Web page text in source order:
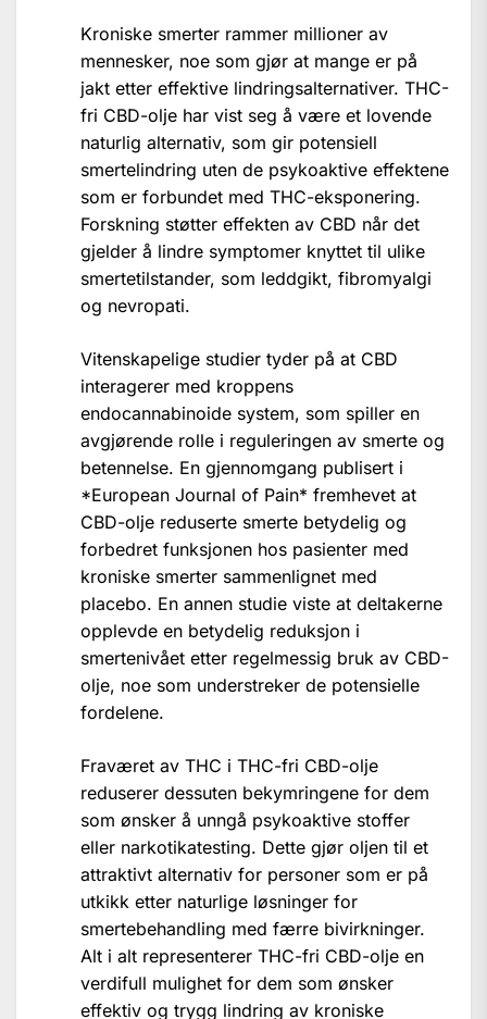
Kroniske smerter rammer millioner av
mennesker, noe som gjør at mange er på
jakt etter effektive lindringsalternativer. THC-
fri CBD-olje har vist seg å være et lovende
naturlig alternativ, som gir potensiell
smertelindring uten de psykoaktive effektene
som er forbundet med THC-eksponering.
Forskning støtter effekten av CBD når det
gjelder å lindre symptomer knyttet til ulike
smertetilstander, som leddgikt, fibromyalgi
og nevropati.
Vitenskapelige studier tyder på at CBD
interagerer med kroppens
endocannabinoide system, som spiller en
avgjørende rolle i reguleringen av smerte og
betennelse. En gjennomgang publisert i
*European Journal of Pain* fremhevet at
CBD-olje reduserte smerte betydelig og
forbedret funksjonen hos pasienter med
kroniske smerter sammenlignet med
placebo. En annen studie viste at deltakerne
opplevde en betydelig reduksjon i
smertenivået etter regelmessig bruk av CBD-
olje, noe som understreker de potensielle
fordelene.
Fraværet av THC i THC-fri CBD-olje
reduserer dessuten bekymringene for dem
som ønsker å unngå psykoaktive stoffer
eller narkotikatesting. Dette gjør oljen til et
attraktivt alternativ for personer som er på
utkikk etter naturlige løsninger for
smertebehandling med færre bivirkninger.
Alt i alt representerer THC-fri CBD-olje en
verdifull mulighet for dem som ønsker
effektiv og trygg lindring av kroniske